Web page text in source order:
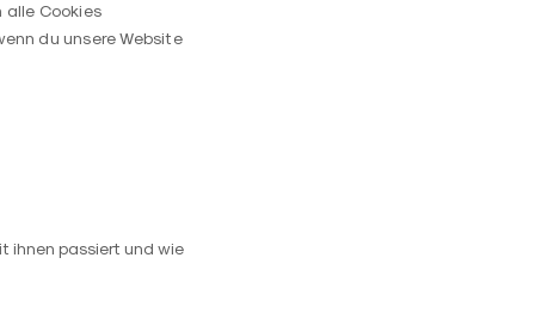
alle Cookies
du unsere Website
ihnen passiert und wie